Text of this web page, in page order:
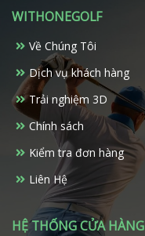
WITHONEGOLF
Về Chúng Tôi
Dịch vụ khách hàng
Trải nghiệm 3D
Chính sách
Kiểm tra đơn hàng
Liên Hệ
HỆ THỐNG CỬA HÀNG